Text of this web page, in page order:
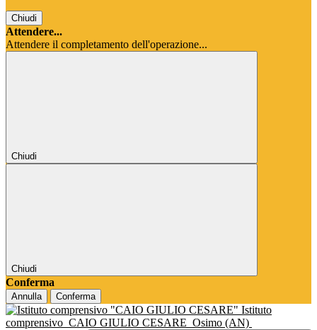
Chiudi
Attendere...
Attendere il completamento dell'operazione...
Chiudi
Chiudi
Conferma
Annulla Conferma
Istituto
comprensivo CAIO GIULIO CESARE Osimo (AN)